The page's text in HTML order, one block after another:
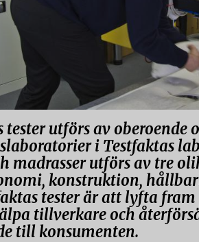
tester utförs av oberoende
i Testfaktas
madrasser utförs av tre
konstruktion,
tester är att lyfta
tillverkare och
till konsumenten.